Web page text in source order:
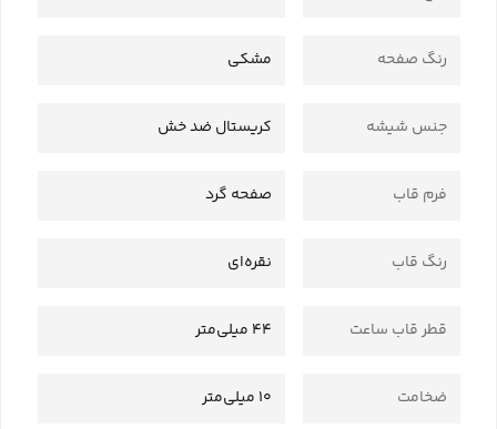
رنگ صفحه مشکی
جنس شیشه کریستال ضد خش
فرم قاب صفحه گرد
رنگ قاب نقره‌ای
قطر قاب ساعت 44 میلی‌متر
ضخامت 10 میلی‌متر